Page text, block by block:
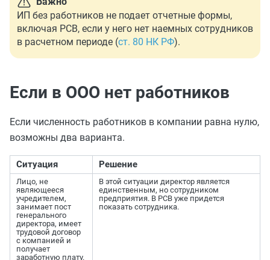
ИП без работников не подает отчетные формы,
включая РСВ, если у него нет наемных сотрудников
в расчетном периоде (ст. 80 НК РФ).
Если в ООО нет работников
Если численность работников в компании равна нулю,
возможны два варианта.
Ситуация Решение
Лицо, не
являющееся
учредителем,
занимает пост
генерального
директора, имеет
трудовой договор
с компанией и
получает
заработную плату.
В этой ситуации директор является
единственным, но сотрудником
предприятия. В РСВ уже придется
показать сотрудника.